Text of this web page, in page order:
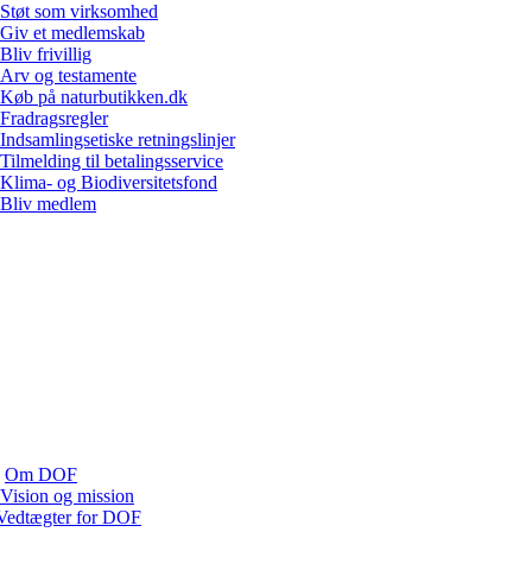
Støt som virksomhed
Giv et medlemskab
Bliv frivillig
Arv og testamente
Køb på naturbutikken.dk
Fradragsregler
Indsamlingsetiske retningslinjer
Tilmelding til betalingsservice
Klima- og Biodiversitetsfond
Bliv medlem
Om DOF
Vision og mission
for DOF